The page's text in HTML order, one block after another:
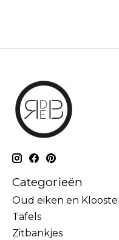
Categorieën
Oud eiken en
Tafels
Zitbankjes